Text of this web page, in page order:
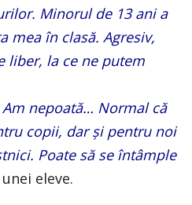
Minorul de 13 ani a
mea în clasă. Agresiv,
liber, la ce ne putem
nepoată… Normal că
copii, dar şi pentru noi
Poate să se întâmple
eleve.